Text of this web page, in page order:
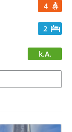
4
2
k.A.